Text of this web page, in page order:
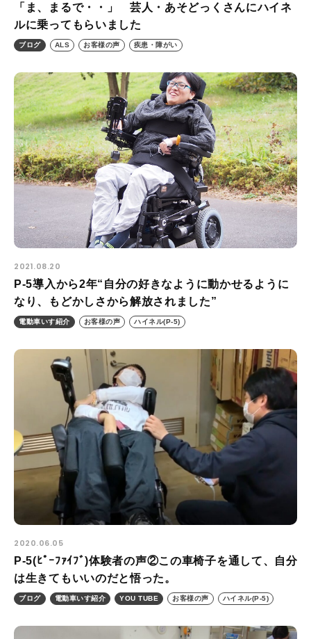
ブログ
メディア掲載
フォームから お問い合わせする
042-391-3328
営業時間
平日10：00 - 18：00
（土曜・日曜・祝日除く）
「ま、まるで・・」 芸人・あそどっくさんにハイネ
ルに乗ってもらいました
ブログ ALS お客様の声 疾患・障がい
2021.08.20
P-5導入から2年“自分の好きなように動かせるように
なり、もどかしさから解放されました”
電動車いす紹介 お客様の声 ハイネル(P-5)
2020.06.05
P-5(ﾋﾟｰﾌｧｲﾌﾞ)体験者の声②この車椅子を通して、自分
は生きてもいいのだと悟った。
ブログ 電動車いす紹介 YOU TUBE お客様の声 ハイネル(P-5)